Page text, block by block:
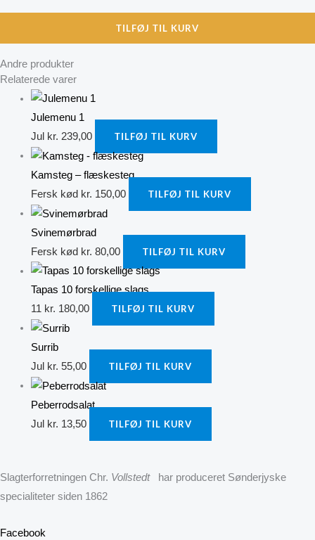
TILFØJ TIL KURV
Andre produkter
Relaterede varer
Julemenu 1
Jul kr. 239,00 TILFØJ TIL KURV
Kamsteg – flæskesteg
Fersk kød kr. 150,00 TILFØJ TIL KURV
Svinemørbrad
Fersk kød kr. 80,00 TILFØJ TIL KURV
Tapas 10 forskellige slags
11 kr. 180,00 TILFØJ TIL KURV
Surrib
Jul kr. 55,00 TILFØJ TIL KURV
Peberrodsalat
Jul kr. 13,50 TILFØJ TIL KURV
Slagterforretningen Chr. Vollstedthar produceret Sønderjyske
specialiteter siden 1862
Facebook